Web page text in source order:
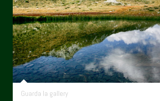
Guarda la gallery